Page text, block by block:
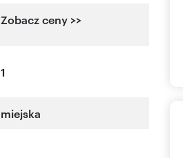
Zobacz ceny >>
1
miejska